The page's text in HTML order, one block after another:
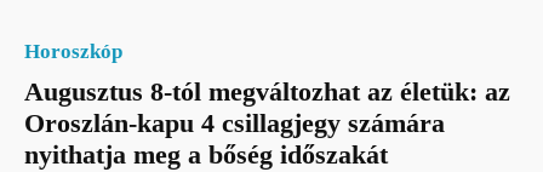
Horoszkóp
Augusztus 8-tól megváltozhat az életük: az
Oroszlán-kapu 4 csillagjegy számára
nyithatja meg a bőség időszakát